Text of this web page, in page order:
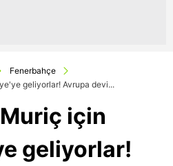
Fenerbahçe
geliyorlar! Avrupa devi...
için
geliyorlar!